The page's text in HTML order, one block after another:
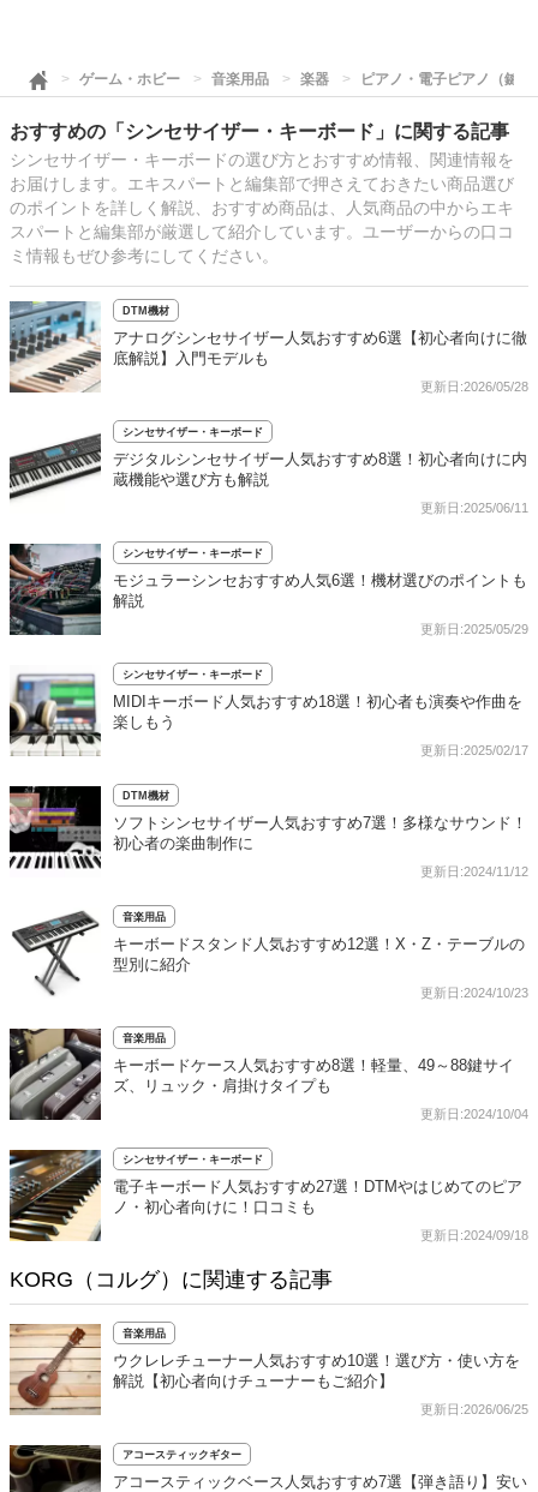
ゲーム・ホビー 音楽用品 楽器 ピアノ・電子ピアノ（鍵盤
おすすめの「シンセサイザー・キーボード」に関する記事
シンセサイザー・キーボードの選び方とおすすめ情報、関連情報を
お届けします。エキスパートと編集部で押さえておきたい商品選び
のポイントを詳しく解説、おすすめ商品は、人気商品の中からエキ
スパートと編集部が厳選して紹介しています。ユーザーからの口コ
ミ情報もぜひ参考にしてください。
DTM機材
アナログシンセサイザー人気おすすめ6選【初心者向けに徹
底解説】入門モデルも
更新日:2026/05/28
シンセサイザー・キーボード
デジタルシンセサイザー人気おすすめ8選！初心者向けに内
蔵機能や選び方も解説
更新日:2025/06/11
シンセサイザー・キーボード
モジュラーシンセおすすめ人気6選！機材選びのポイントも
解説
更新日:2025/05/29
シンセサイザー・キーボード
MIDIキーボード人気おすすめ18選！初心者も演奏や作曲を
楽しもう
更新日:2025/02/17
DTM機材
ソフトシンセサイザー人気おすすめ7選！多様なサウンド！
初心者の楽曲制作に
更新日:2024/11/12
音楽用品
キーボードスタンド人気おすすめ12選！X・Z・テーブルの
型別に紹介
更新日:2024/10/23
音楽用品
キーボードケース人気おすすめ8選！軽量、49～88鍵サイ
ズ、リュック・肩掛けタイプも
更新日:2024/10/04
シンセサイザー・キーボード
電子キーボード人気おすすめ27選！DTMやはじめてのピア
ノ・初心者向けに！口コミも
更新日:2024/09/18
KORG（コルグ）に関連する記事
音楽用品
ウクレレチューナー人気おすすめ10選！選び方・使い方を
解説【初心者向けチューナーもご紹介】
更新日:2026/06/25
アコースティックギター
アコースティックベース人気おすすめ7選【弾き語り】安い